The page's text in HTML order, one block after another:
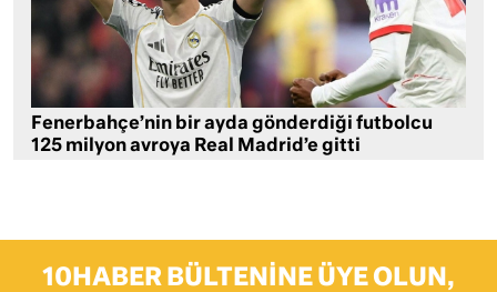
Fenerbahçe’nin bir ayda gönderdiği futbolcu
125 milyon avroya Real Madrid’e gitti
10HABER BÜLTENINE ÜYE OLUN,